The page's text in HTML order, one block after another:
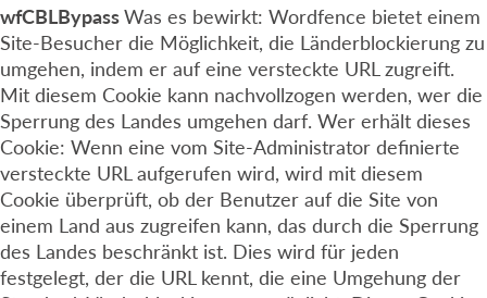
wfCBLBypassWas es bewirkt: Wordfence bietet einem
Site-Besucher die Möglichkeit, die Länderblockierung zu
umgehen, indem er auf eine versteckte URL zugreift.
Mit diesem Cookie kann nachvollzogen werden, wer die
Sperrung des Landes umgehen darf. Wer erhält dieses
Cookie: Wenn eine vom Site-Administrator definierte
versteckte URL aufgerufen wird, wird mit diesem
Cookie überprüft, ob der Benutzer auf die Site von
einem Land aus zugreifen kann, das durch die Sperrung
des Landes beschränkt ist. Dies wird für jeden
festgelegt, der die URL kennt, die eine Umgehung der